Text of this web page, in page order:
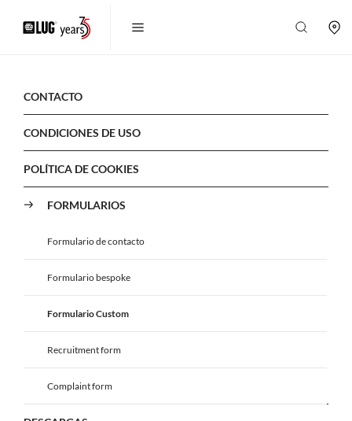
CONTACTO
CONDICIONES DE USO
POLÍTICA DE COOKIES
FORMULARIOS
Formulario de contacto
Formulario bespoke
Formulario Custom
Recruitment form
Complaint form